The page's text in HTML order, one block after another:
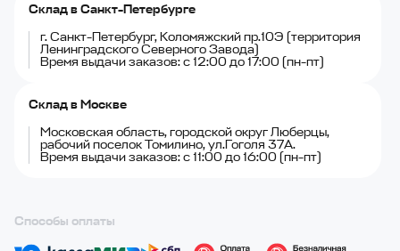
Склад в Санкт-Петербурге
г. Санкт-Петербург, Коломяжский пр.10Э (территория
Ленинградского Северного Завода)
Время выдачи заказов: с 12:00 до 17:00 (пн-пт)
Склад в Москве
Московская область, городской округ Люберцы,
рабочий поселок Томилино, ул.Гоголя 37А.
Время выдачи заказов: с 11:00 до 16:00 (пн-пт)
Способы оплаты